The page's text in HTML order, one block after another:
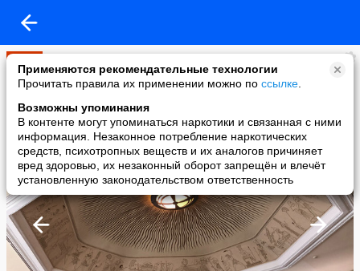
Применяются рекомендательные технологии
Прочитать правила их применении можно по ссылке
Возможны упоминания
В контенте могут упоминаться наркотики и связанная с ними
информация. Незаконное потребление наркотических
средств, психотропных веществ и их аналогов причиняет
вред здоровью, их незаконный оборот запрещён и влечёт
установленную законодательством ответственность
Мир
added a photo
05 Jun в 14:48